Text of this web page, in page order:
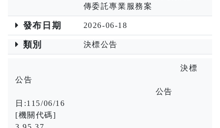
傳委託專業服務案
發布日期 2026-06-18
類別 決標公告
決標
公告
公告
日:115/06/16
[機關代碼]